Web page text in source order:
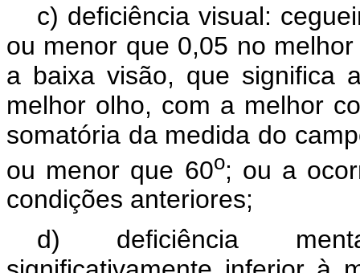
c) deficiência visual:
ou menor que 0,05 no
a baixa visão, que significa
melhor olho, com a melhor
somatória da medida do
ou menor que 60o; ou a
condições anteriores;
d) deficiência